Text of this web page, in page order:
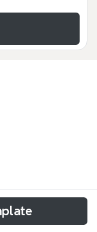
de